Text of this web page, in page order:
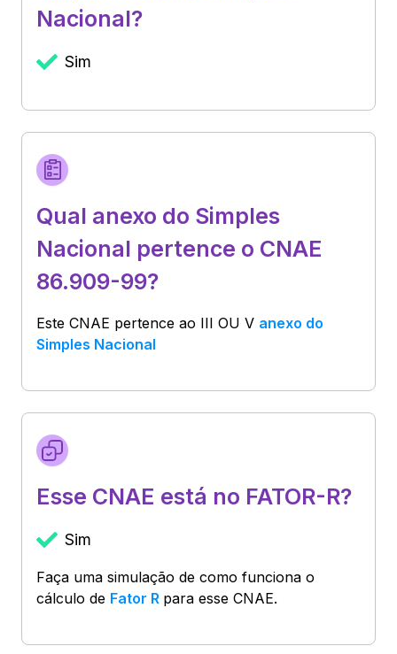
Nacional?
Sim
Qual anexo do Simples
Nacional pertence o CNAE
86.909-99?
Este CNAE pertence ao III OU V anexo do
Simples Nacional
Esse CNAE está no FATOR-R?
Sim
Faça uma simulação de como funciona o
cálculo de Fator R para esse CNAE.